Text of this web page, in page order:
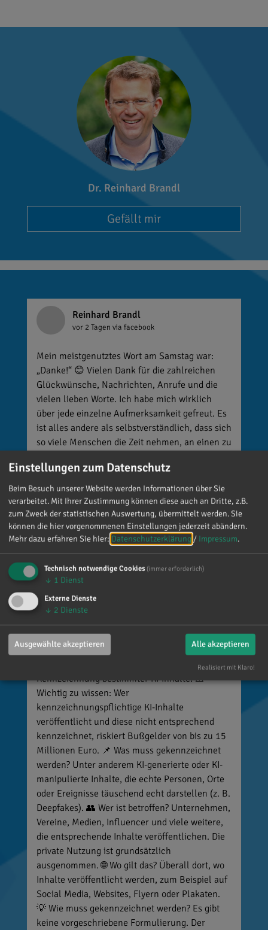
Dr. Reinhard Brandl
Gefällt mir
Reinhard Brandl
vor 2 Tagen via facebook
Mein meistgenutztes Wort am Samstag war:
„Danke!“ 😊 Vielen Dank für die zahlreichen
Glückwünsche, Nachrichten, Anrufe und die
vielen lieben Worte. Ich habe mich wirklich
über jede einzelne Aufmerksamkeit gefreut. Es
ist alles andere als selbstverständlich, dass sich
so viele Menschen die Zeit nehmen, an einen zu
Reinhard Brandl
🚨 Neues EU-Gesetz seit dem 2. August! Ab
Kennzeichnung bestimmter KI-Inhalte. ⚠️
Wichtig zu wissen: Wer
kennzeichnungspflichtige KI-Inhalte
veröffentlicht und diese nicht entsprechend
kennzeichnet, riskiert Bußgelder von bis zu 15
Millionen Euro. 📌 Was muss gekennzeichnet
werden? Unter anderem KI-generierte oder KI-
manipulierte Inhalte, die echte Personen, Orte
oder Ereignisse täuschend echt darstellen (z. B.
Deepfakes). 👥 Wer ist betroffen? Unternehmen,
Vereine, Medien, Influencer und viele weitere,
die entsprechende Inhalte veröffentlichen. Die
private Nutzung ist grundsätzlich
ausgenommen. 🌐 Wo gilt das? Überall dort, wo
Inhalte veröffentlicht werden, zum Beispiel auf
Social Media, Websites, Flyern oder Plakaten.
💡 Wie muss gekennzeichnet werden? Es gibt
keine vorgeschriebene Formulierung. Der
Einstellungen zum Datenschutz
Beim Besuch unserer Website werden Informationen über Sie
verarbeitet. Mit Ihrer Zustimmung können diese auch an Dritte, z.B.
zum Zweck der statistischen Auswertung, übermittelt werden. Sie
können die hier vorgenommenen Einstellungen jederzeit abändern.
Mehr dazu erfahren Sie hier: Datenschutzerklärung / Impressum.
Technisch notwendige Cookies (immer erforderlich)
↓ 1 Dienst
Externe Dienste
↓ 2 Dienste
Ausgewählte akzeptieren Alle akzeptieren
Realisiert mit Klaro!